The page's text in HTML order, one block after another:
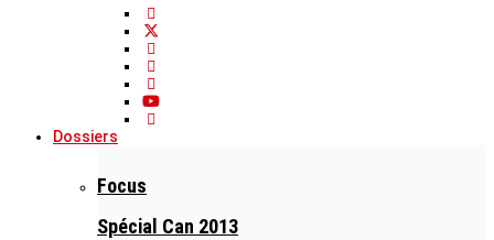
Dossiers
Focus
Spécial Can 2013